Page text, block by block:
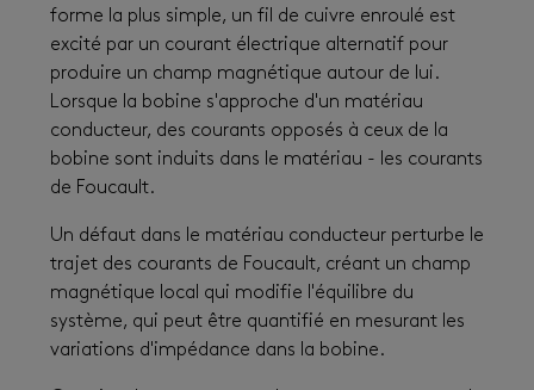
forme la plus simple, un fil de cuivre enroulé est
excité par un courant électrique alternatif pour
produire un champ magnétique autour de lui.
Lorsque la bobine s'approche d'un matériau
conducteur, des courants opposés à ceux de la
bobine sont induits dans le matériau - les courants
de Foucault.
Un défaut dans le matériau conducteur perturbe le
trajet des courants de Foucault, créant un champ
magnétique local qui modifie l'équilibre du
système, qui peut être quantifié en mesurant les
variations d'impédance dans la bobine.